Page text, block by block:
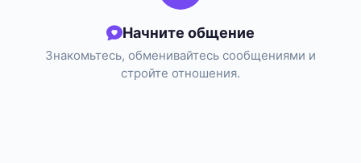
Начните общение
Знакомьтесь, обменивайтесь сообщениями и
стройте отношения.